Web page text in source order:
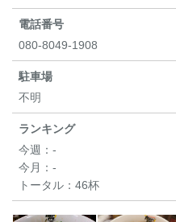
電話番号
080-8049-1908
駐車場
不明
ランキング
今週： -
今月： -
トータル： 46杯